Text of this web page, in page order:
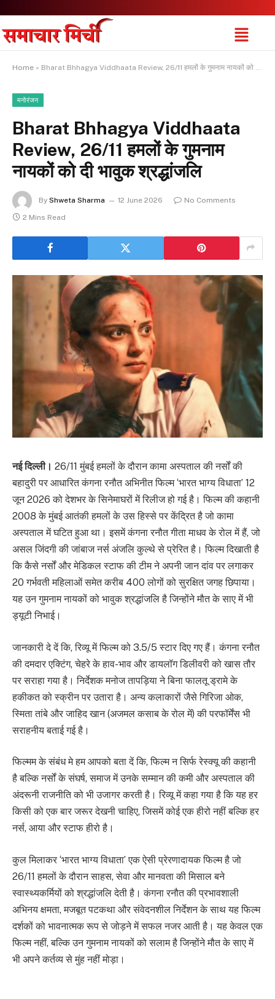
Home » Bharat Bhhagya Viddhaata Review, 26/11 हमलों के गुमनाम नायकों को दी भावुक श्रद्धांजलि
मनोरंजन
Bharat Bhhagya Viddhaata
Review, 26/11 हमलों के गुमनाम
नायकों को दी भावुक श्रद्धांजलि
By Shweta Sharma 12 June 2026
No Comments
2 Mins Read
नई दिल्ली। 26/11 मुंबई हमलों के दौरान कामा अस्पताल की नर्सों की
बहादुरी पर आधारित कंगना रनौत अभिनीत फिल्म ‘भारत भाग्य विधाता’ 12
जून 2026 को देशभर के सिनेमाघरों में रिलीज हो गई है। फिल्म की कहानी
2008 के मुंबई आतंकी हमलों के उस हिस्से पर केंद्रित है जो कामा
अस्पताल में घटित हुआ था। इसमें कंगना रनौत गीता माधव के रोल में हैं, जो
असल जिंदगी की जांबाज नर्स अंजलि कुल्थे से प्रेरित है। फिल्म दिखाती है
कि कैसे नर्सों और मेडिकल स्टाफ की टीम ने अपनी जान दांव पर लगाकर
20 गर्भवती महिलाओं समेत करीब 400 लोगों को सुरक्षित जगह छिपाया।
यह उन गुमनाम नायकों को भावुक श्रद्धांजलि है जिन्होंने मौत के साए में भी
ड्यूटी निभाई।
जानकारी दे दें कि, रिव्यू में फिल्म को 3.5/5 स्टार दिए गए हैं। कंगना रनौत
की दमदार एक्टिंग, चेहरे के हाव-भाव और डायलॉग डिलीवरी को खास तौर
पर सराहा गया है। निर्देशक मनोज तापड़िया ने बिना फालतू ड्रामे के
हकीकत को स्क्रीन पर उतारा है। अन्य कलाकारों जैसे गिरिजा ओक,
स्मिता तांबे और जाहिद खान (अजमल कसाब के रोल में) की परफॉर्मेंस भी
सराहनीय बताई गई है।
फिल्मम के संबंध मे हम आपको बता दें कि, फिल्म न सिर्फ रेस्क्यू की कहानी
है बल्कि नर्सों के संघर्ष, समाज में उनके सम्मान की कमी और अस्पताल की
अंदरूनी राजनीति को भी उजागर करती है। रिव्यू में कहा गया है कि यह हर
किसी को एक बार जरूर देखनी चाहिए, जिसमें कोई एक हीरो नहीं बल्कि हर
नर्स, आया और स्टाफ हीरो है।
कुल मिलाकर ‘भारत भाग्य विधाता’ एक ऐसी प्रेरणादायक फिल्म है जो
26/11 हमलों के दौरान साहस, सेवा और मानवता की मिसाल बने
स्वास्थ्यकर्मियों को श्रद्धांजलि देती है। कंगना रनौत की प्रभावशाली
अभिनय क्षमता, मजबूत पटकथा और संवेदनशील निर्देशन के साथ यह फिल्म
दर्शकों को भावनात्मक रूप से जोड़ने में सफल नजर आती है। यह केवल एक
फिल्म नहीं, बल्कि उन गुमनाम नायकों को सलाम है जिन्होंने मौत के साए में
भी अपने कर्तव्य से मुंह नहीं मोड़ा।